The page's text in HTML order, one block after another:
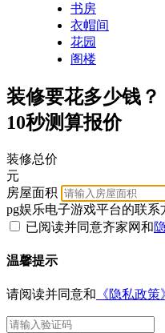
书房
衣帽间
花园
阁楼
装修要花多少钱？
10秒测算报价
装修总价
元
房屋面积
pg娱乐电子游戏平台的联系
已阅读并同意齐家网和
温馨提示
请阅读并同意和 《隐私政策